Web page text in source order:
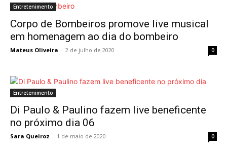
Entretenimento
Corpo de Bombeiros promove live musical
em homenagem ao dia do bombeiro
Mateus Oliveira - 2 de julho de 2020 0
Entretenimento
Di Paulo & Paulino fazem live beneficente
no próximo dia 06
Sara Queiroz - 1 de maio de 2020 0